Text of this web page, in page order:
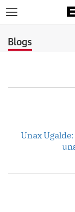
Blogs
Unax